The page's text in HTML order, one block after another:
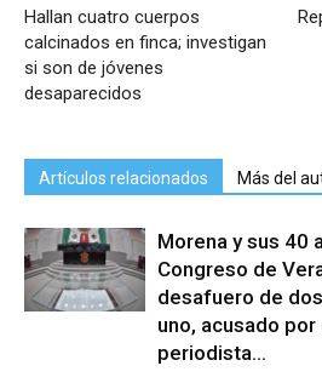
Hallan cuatro cuerpos
calcinados en finca; investigan
si son de jóvenes
desaparecidos
Artículos relacionados Más del
Morena y sus 40
Congreso de
desafuero de
uno, acusado
periodista...